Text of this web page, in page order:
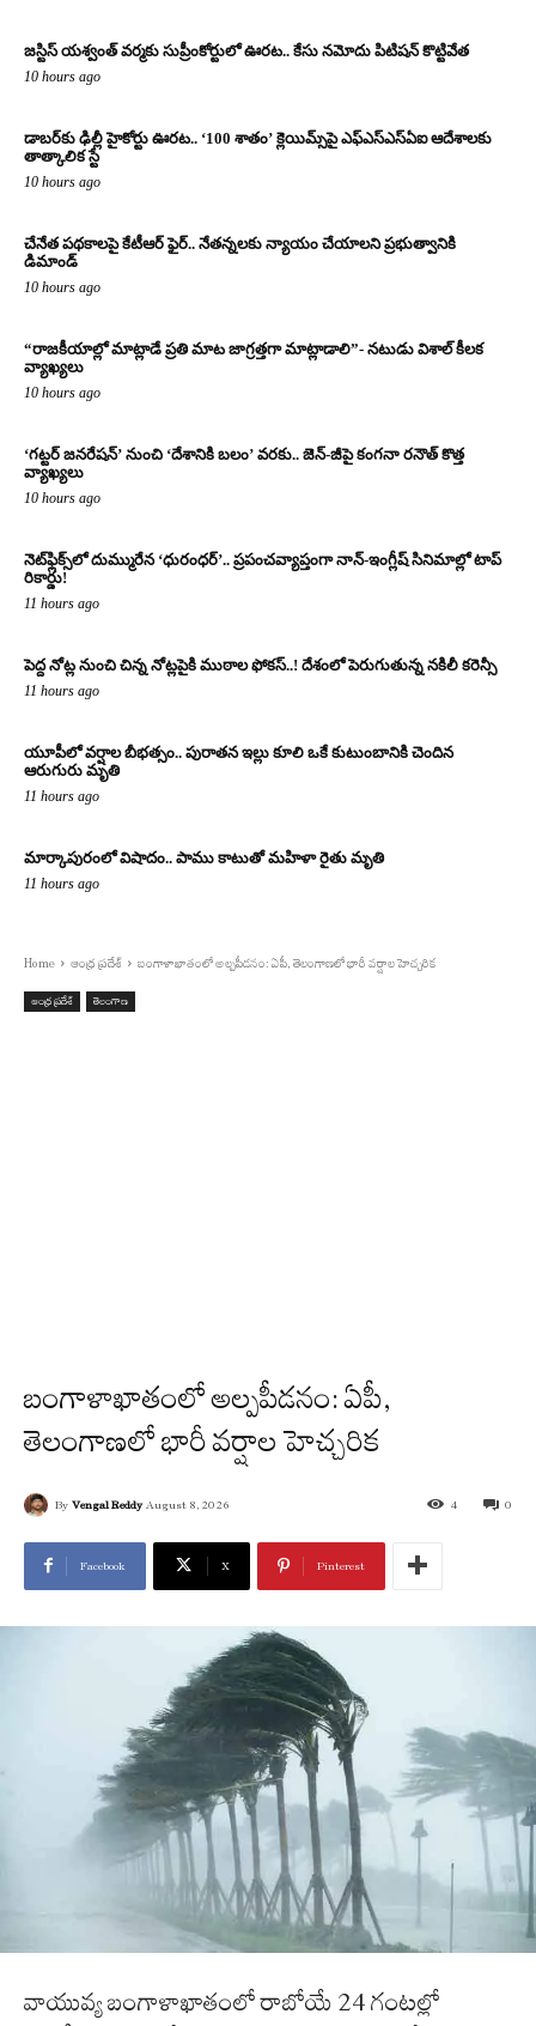
జస్టిస్ యశ్వంత్ వర్మకు సుప్రీంకోర్టులో ఊరట.. కేసు నమోదు పిటిషన్ కొట్టివేత
10 hours ago
డాబర్‌కు ఢిల్లీ హైకోర్టు ఊరట.. ‘100 శాతం’ క్లెయిమ్స్‌పై ఎఫ్‌ఎస్‌ఎస్‌ఏఐ ఆదేశాలకు
తాత్కాలిక స్టే
10 hours ago
చేనేత పథకాలపై కేటీఆర్ ఫైర్.. నేతన్నలకు న్యాయం చేయాలని ప్రభుత్వానికి
డిమాండ్
10 hours ago
“రాజకీయాల్లో మాట్లాడే ప్రతి మాట జాగ్రత్తగా మాట్లాడాలి”- నటుడు విశాల్ కీలక
వ్యాఖ్యలు
10 hours ago
‘గట్టర్ జనరేషన్’ నుంచి ‘దేశానికి బలం’ వరకు.. జెన్-జీపై కంగనా రనౌత్ కొత్త
వ్యాఖ్యలు
10 hours ago
నెట్‌ఫ్లిక్స్‌లో దుమ్మురేన ‘ధురంధర్’.. ప్రపంచవ్యాప్తంగా నాన్-ఇంగ్లీష్ సినిమాల్లో టాప్
రికార్డు!
11 hours ago
పెద్ద నోట్ల నుంచి చిన్న నోట్లపైకి ముఠాల ఫోకస్..! దేశంలో పెరుగుతున్న నకిలీ కరెన్సీ
11 hours ago
యూపీలో వర్షాల బీభత్సం.. పురాతన ఇల్లు కూలి ఒకే కుటుంబానికి చెందిన
ఆరుగురు మృతి
11 hours ago
మార్కాపురంలో విషాదం.. పాము కాటుతో మహిళా రైతు మృతి
11 hours ago